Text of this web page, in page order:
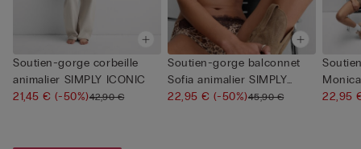
Soutien-gorge corbeille
animalier SIMPLY ICONIC
21,45 €(-50%)42,90 €
Soutien-gorge balconnet
Sofia animalier SIMPLY
ICO...
22,95 €(-50%)45,90 €
ICON...
22,95